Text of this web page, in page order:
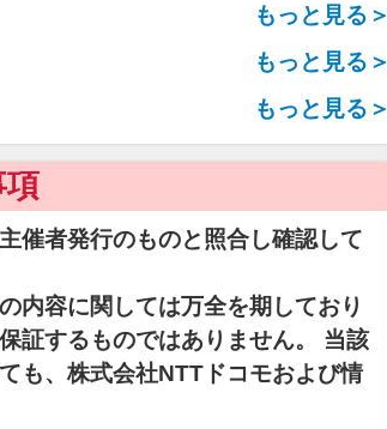
もっと見る＞
もっと見る＞
もっと見る＞
項
催者発行のものと照合し確認して
内容に関しては万全を期しており
証するものではありません。 当該
も、株式会社NTTドコモおよび情